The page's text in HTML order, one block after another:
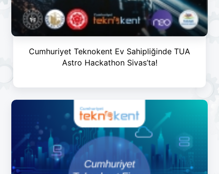
Cumhuriyet Teknokent Ev Sahipliğinde TUA
Astro Hackathon Sivas’ta!